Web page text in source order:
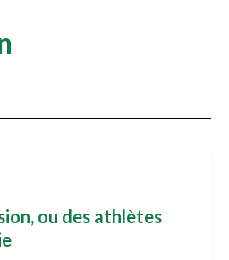
ou des athlètes